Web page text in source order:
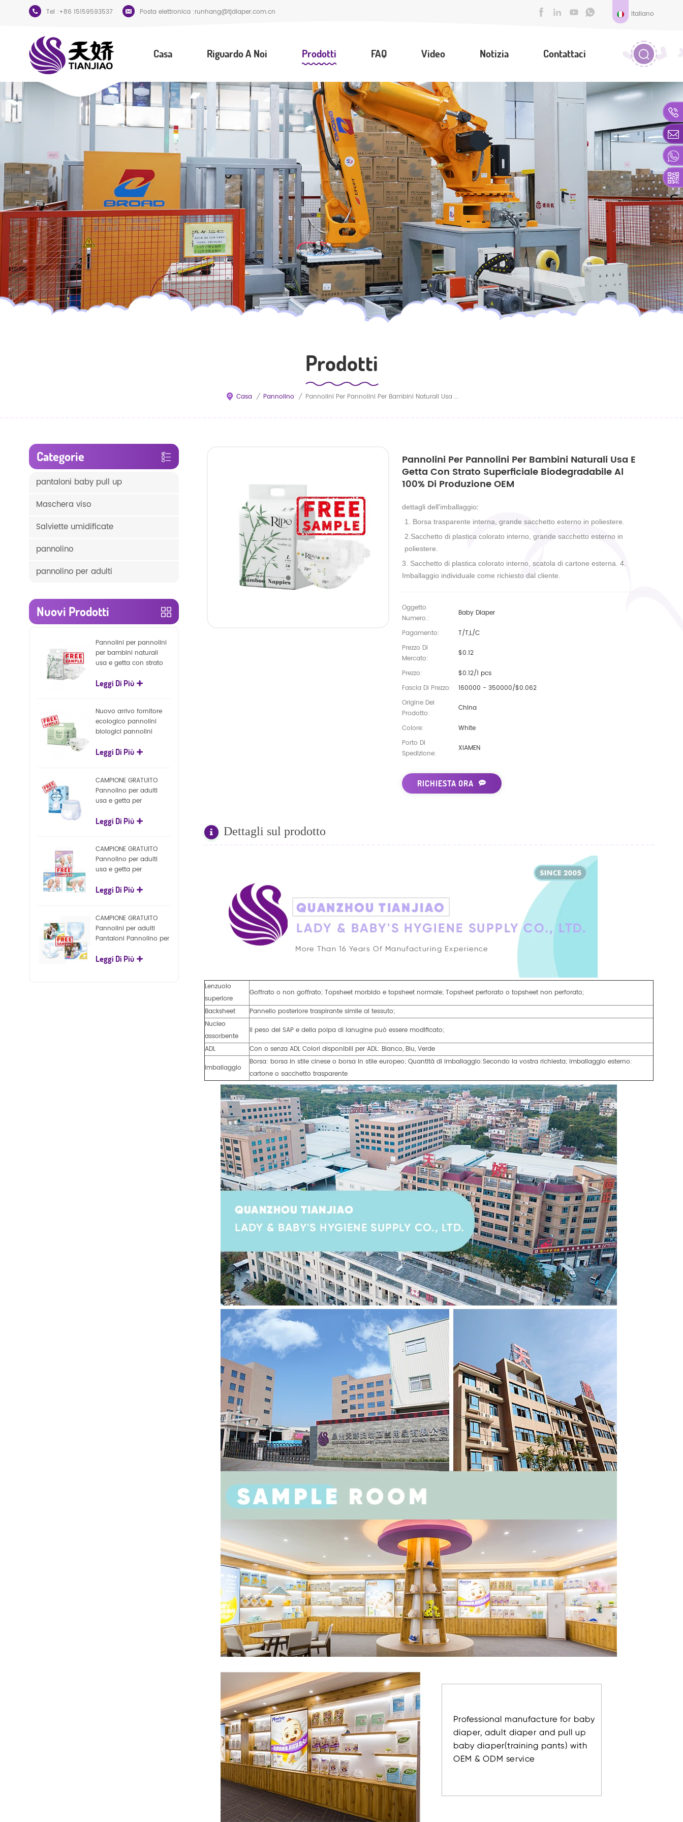
Tel :+86 15159593537 Posta elettronica :runhang@tjdiaper.com.cn Italiano
Casa Riguardo A Noi Prodotti FAQ Video Notizia Contattaci
Prodotti
Casa / Pannolino / Pannolini Per Pannolini Per Bambini Naturali Usa E Getta Con Strato Superficiale Biodegradabile Al 100% Di Produzione OEM
Pannolini Per Pannolini Per Bambini Naturali Usa E
Getta Con Strato Superficiale Biodegradabile Al
100% Di Produzione OEM
dettagli dell'imballaggio:
1. Borsa trasparente interna, grande sacchetto esterno in poliestere.
2.Sacchetto di plastica colorato interno, grande sacchetto esterno in
poliestere.
3. Sacchetto di plastica colorato interno, scatola di cartone esterna. 4.
Imballaggio individuale come richiesto dal cliente.
Oggetto
Numero.:
Baby Diaper
Pagamento:
T/T,L/C
Prezzo Di
Mercato:
$0.12
Prezzo:
$0.12/1 pcs
Fascia Di Prezzo:
160000 - 350000/$0.062
Origine Del
Prodotto:
China
Colore:
White
Porto Di
Spedizione:
XIAMEN
RICHIESTA ORA
Dettagli sul prodotto
Lenzuolo
superiore
Goffrato o non goffrato; Topsheet morbido e topsheet normale; Topsheet perforato o topsheet non perforato;
Backsheet
Pannello posteriore traspirante simile al tessuto;
Nucleo
assorbente
Il peso del SAP e della polpa di lanugine può essere modificato;
ADL
Con o senza ADL Colori disponibili per ADL: Bianco, Blu, Verde
Imballaggio
Borsa: borsa in stile cinese o borsa in stile europeo; Quantità di imballaggio:Secondo la vostra richiesta; Imballaggio esterno:
cartone o sacchetto trasparente
Categorie
pantaloni baby pull up
Maschera viso
Salviette umidificate
pannolino
pannolino per adulti
Nuovi Prodotti
Pannolini per pannolini
per bambini naturali
usa e getta con strato
biodegradabile al 100%
Leggi Di Più
Nuovo arrivo fornitore
ecologico pannolini
biologici pannolini
natura all'ingrosso
Leggi Di Più
CAMPIONE GRATUITO
Pannolino per adulti
usa e getta per
per adulti economici
Leggi Di Più
CAMPIONE GRATUITO
Pannolino per adulti
usa e getta per
per adulti all'ingrosso
Leggi Di Più
CAMPIONE GRATUITO
Pannolini per adulti
Pantaloni Pannolino per
adulti
Leggi Di Più